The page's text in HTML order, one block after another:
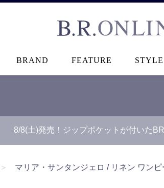
BRAND FEATURE
8/8(土)発売！ジップポケットが付いた
＞ マリア・サンタンジェロ / リネン ワン